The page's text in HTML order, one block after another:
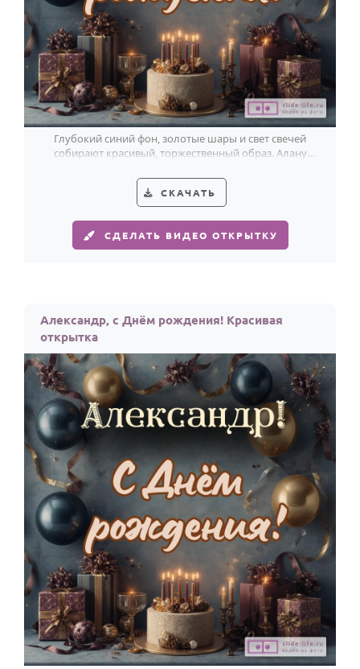
Глубокий синий фон, золотые шары и свет свечей
собирают красивый, торжественный образ. Алану
СКАЧАТЬ
СДЕЛАТЬ ВИДЕО ОТКРЫТКУ
Александр, с Днём рождения! Красивая
открытка